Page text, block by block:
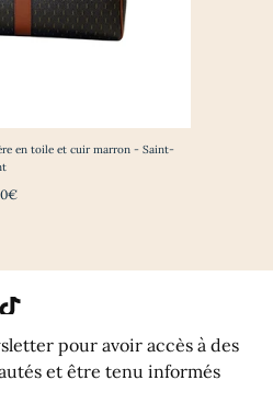
en toile et cuir marron - Saint-
pour avoir accès à des
et être tenu informés